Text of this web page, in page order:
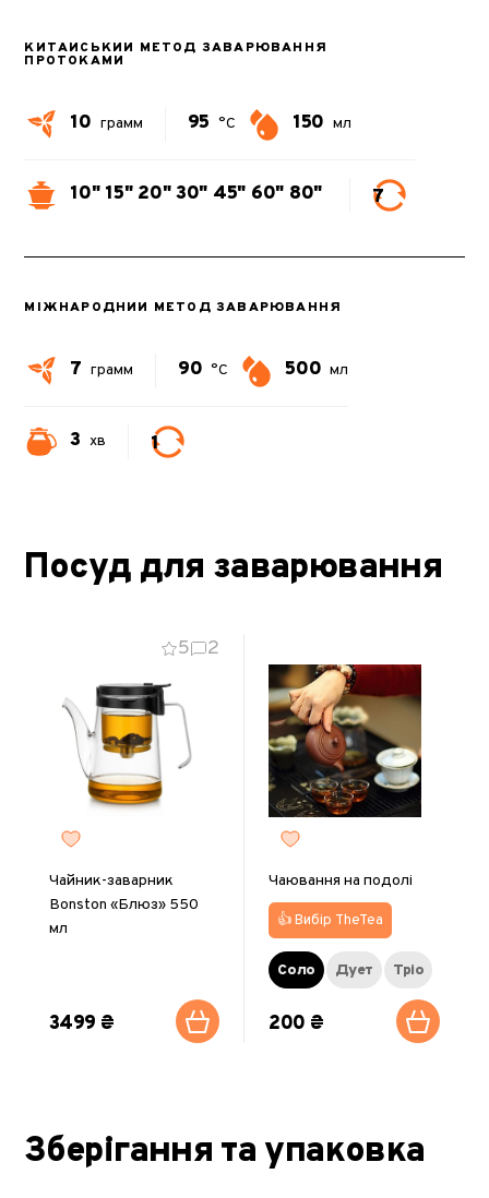
КИТАЙСЬКИЙ МЕТОД ЗАВАРЮВАННЯ
ПРОТОКАМИ
10 грамм 95 °C 150 мл
10" 15" 20" 30" 45" 60" 80" 7
МІЖНАРОДНИЙ МЕТОД ЗАВАРЮВАННЯ
7 грамм 90 °C 500 мл
3 хв 1
Посуд для заварювання
5 2
Чайник-заварник
Bonston «Блюз» 550
мл
3499 ₴
Чаювання на подолі
👍 Вибір TheTea
Соло Дует Тріо
200 ₴
Зберігання та упаковка